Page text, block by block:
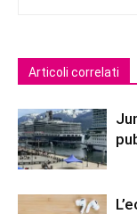
Articoli correlati